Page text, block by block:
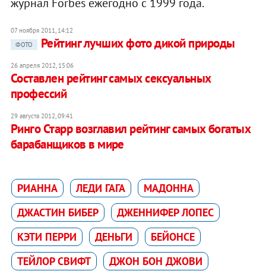
журнал Forbes ежегодно с 1999 года.
07 ноября 2011, 14:12
ФОТО
Рейтинг лучших фото дикой природы
26 апреля 2012, 15:06
Составлен рейтинг самых сексуальных
профессий
29 августа 2012, 09:41
Ринго Старр возглавил рейтинг самых богатых
барабанщиков в мире
РИАННА ЛЕДИ ГАГА
МАДОННA
ДЖАСТИН БИБЕР
ДЖЕННИФЕР ЛОПЕС
КЭТИ ПЕРРИ
ДЕНЬГИ
БЕЙОНСЕ
ТЕЙЛОР СВИФТ
ДЖОН БОН ДЖОВИ